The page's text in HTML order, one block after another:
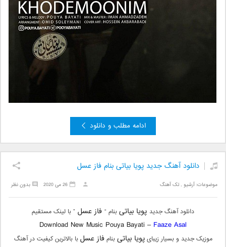
ادامه مطلب و دانلود
دانلود آهنگ جدید پویا بیاتی بنام فاز عسل
موضوعات:آرشیو ,تک آهنگ بدون نظر 26 می 2020
دانلود آهنگ جدید پویا بیاتیبنام “ فاز عسل ” با لینک مستقیم
Download New Music Pouya Bayati – Faaze Asal
موزیک جدید و بسیار زیبایپویا بیاتیبنامفاز عسلبا بالاترین کیفیت در آهنگ